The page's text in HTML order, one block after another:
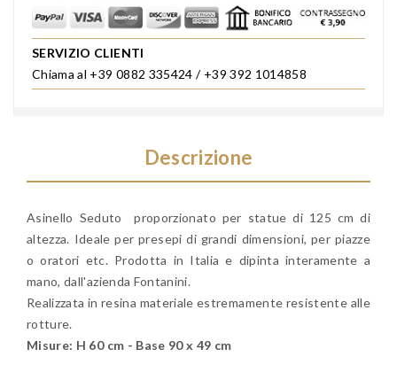
SERVIZIO CLIENTI
Chiama al +39 0882 335424 / +39 392 1014858
Descrizione
Asinello Seduto proporzionato per statue di 125 cm di
altezza. Ideale per presepi di grandi dimensioni, per piazze
o oratori etc. Prodotta in Italia e dipinta interamente a
mano, dall'azienda Fontanini.
Realizzata in resina materiale estremamente resistente alle
rotture.
Misure: H 60 cm - Base 90 x 49 cm